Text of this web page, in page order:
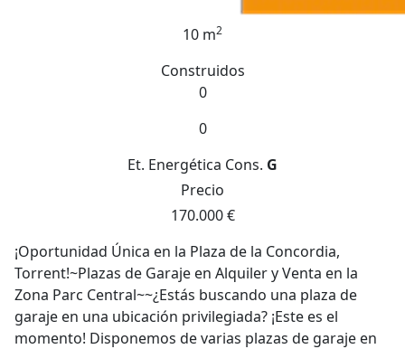
0
Precio
170.000 €
Torrent!~Plazas de Garaje en Alquiler y Venta en la
Zona Parc Central~~¿Estás buscando una plaza de
garaje en una ubicación privilegiada? ¡Este es el
momento! Disponemos de varias plazas de garaje en
Plaza de la Concordia, en una de las mejores zonas de